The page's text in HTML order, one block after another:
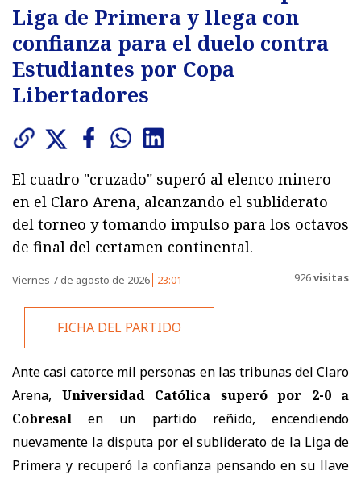
Liga de Primera y llega con
confianza para el duelo contra
Estudiantes por Copa
Libertadores
El cuadro "cruzado" superó al elenco minero
en el Claro Arena, alcanzando el subliderato
del torneo y tomando impulso para los octavos
de final del certamen continental.
Viernes 7 de agosto de 2026 23:01 926visitas
FICHA DEL PARTIDO
Ante casi catorce mil personas en las tribunas del Claro
Arena, Universidad Católica superó por 2-0 a
Cobresal en un partido reñido, encendiendo
nuevamente la disputa por el subliderato de la Liga de
Primera y recuperó la confianza pensando en su llave